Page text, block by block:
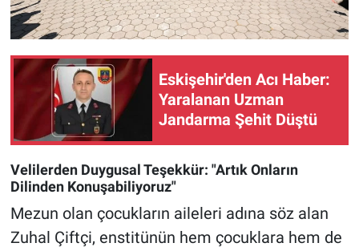
Eskişehir'den Acı Haber:
Yaralanan Uzman
Jandarma Şehit Düştü
Velilerden Duygusal Teşekkür: "Artık Onların
Dilinden Konuşabiliyoruz"
Mezun olan çocukların aileleri adına söz alan
Zuhal Çiftçi, enstitünün hem çocuklara hem de